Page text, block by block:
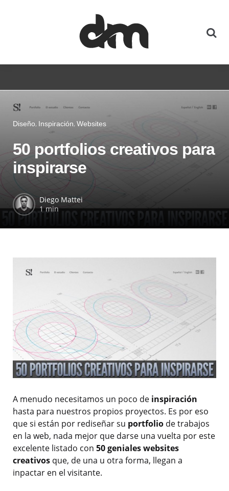
Diseño Inspiración Websites
50 portfolios creativos para
inspirarse
Diego Mattei
1 min
A menudo necesitamos un poco de inspiración
hasta para nuestros propios proyectos. Es por eso
que si están por rediseñar su portfolio de trabajos
en la web, nada mejor que darse una vuelta por este
excelente listado con 50 geniales websites
creativos que, de una u otra forma, llegan a
inpactar en el visitante.